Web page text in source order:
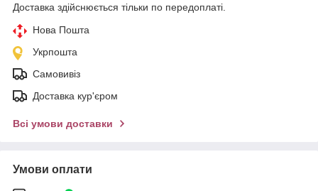
Доставка здійснюється тільки по передоплаті.
Нова Пошта
Укрпошта
Самовивіз
Доставка кур'єром
Всі умови доставки
Умови оплати